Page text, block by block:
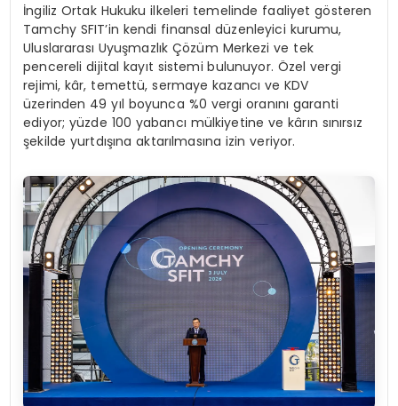
İngiliz Ortak Hukuku ilkeleri temelinde faaliyet gösteren
Tamchy SFIT’in kendi finansal düzenleyici kurumu,
Uluslararası Uyuşmazlık Çözüm Merkezi ve tek
pencereli dijital kayıt sistemi bulunuyor. Özel vergi
rejimi, kâr, temettü, sermaye kazancı ve KDV
üzerinden 49 yıl boyunca %0 vergi oranını garanti
ediyor; yüzde 100 yabancı mülkiyetine ve kârın sınırsız
şekilde yurtdışına aktarılmasına izin veriyor.